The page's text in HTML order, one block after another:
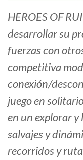
HEROES OF
desarrollar su
fuerzas con
competitiva
conexión/
juego en
en un explorar y
salvajes y
recorridos y